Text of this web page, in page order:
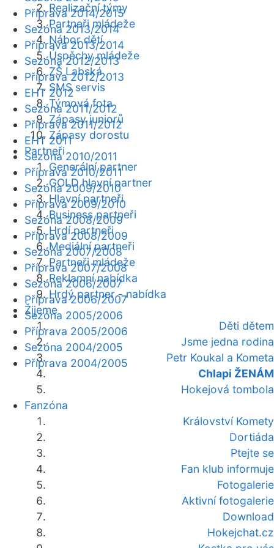
Realizační týmy
Partneři mládeže
Nábor dětí
Úspěchy mládeže
ZŠ Labská
SMS servis
Týmová fota
Zápasy juniorů
Zápasy dorostu
Partneři
Generální partner
GOLD hlavní partner
Hlavní partneři
Business partneři
Hrdí partneři
Mediální partneři
Partneři mládeže
Reklamní nabídka
Hrdý partner - nabídka
Žijeme
Děti dětem
Jsme jedna rodina
Petr Koukal a Kometa
Chlapi ŽENÁM
Hokejová tombola
Fanzóna
Království Komety
Dortiáda
Ptejte se
Fan klub informuje
Fotogalerie
Aktivní fotogalerie
Download
Hokejchat.cz
Příprava 2014/2015
Sezóna 2013/2014
Příprava 2013/2014
Sezóna 2012/2013
Příprava 2012/2013
EHT 2012
Sezóna 2011/2012
Příprava 2011/2012
EHT 2011
Sezóna 2010/2011
Příprava 2010/2011
Sezóna 2009/2010
Příprava 2009/2010
Sezóna 2008/2009
Příprava 2008/2009
Sezóna 2007/2008
Příprava 2007/2008
Sezóna 2006/2007
Příprava 2006/2007
Sezóna 2005/2006
Příprava 2005/2006
Sezóna 2004/2005
Příprava 2004/2005